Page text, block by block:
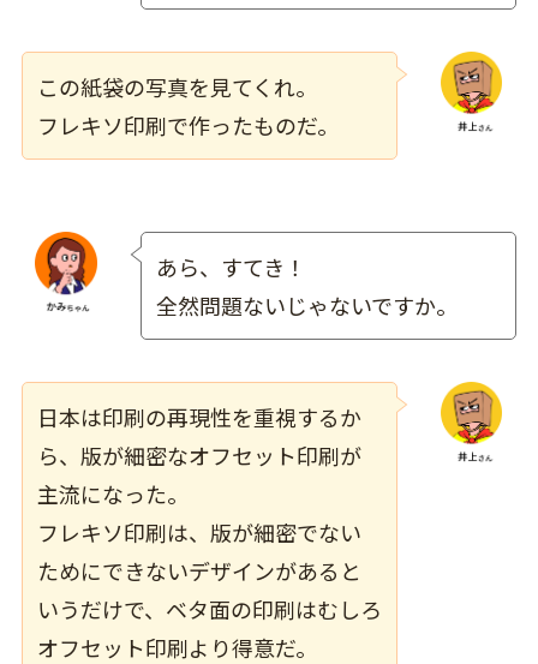
この紙袋の写真を見てくれ。
フレキソ印刷で作ったものだ。
あら、すてき！
全然問題ないじゃないですか。
日本は印刷の再現性を重視するか
ら、版が細密なオフセット印刷が
主流になった。
フレキソ印刷は、版が細密でない
ためにできないデザインがあると
いうだけで、ベタ面の印刷はむしろ
オフセット印刷より得意だ。